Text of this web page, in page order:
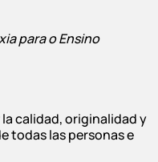
para o Ensino
calidad, originalidad y
todas las personas e